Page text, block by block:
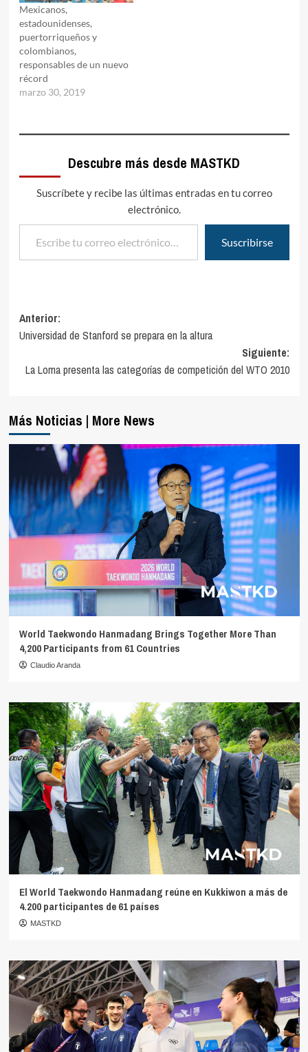
Mexicanos,
estadounidenses,
puertorriqueños y
colombianos,
responsables de un nuevo
récord
marzo 30, 2019
Descubre más desde MASTKD
Suscríbete y recibe las últimas entradas en tu correo
electrónico.
Escribe tu correo electrónico…
Suscribirse
Navegación
de
entradas
Anterior:
Universidad de Stanford se prepara en la altura
Siguiente:
La Loma presenta las categorías de competición del WTO 2010
Más Noticias | More News
World Taekwondo Hanmadang Brings Together More Than
4,200 Participants from 61 Countries
Claudio Aranda
El World Taekwondo Hanmadang reúne en Kukkiwon a más de
4.200 participantes de 61 países
MASTKD